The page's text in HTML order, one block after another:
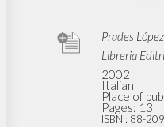
Prades
Libreria
2002
Italian
Place of
Pages: 13
ISBN : 88-